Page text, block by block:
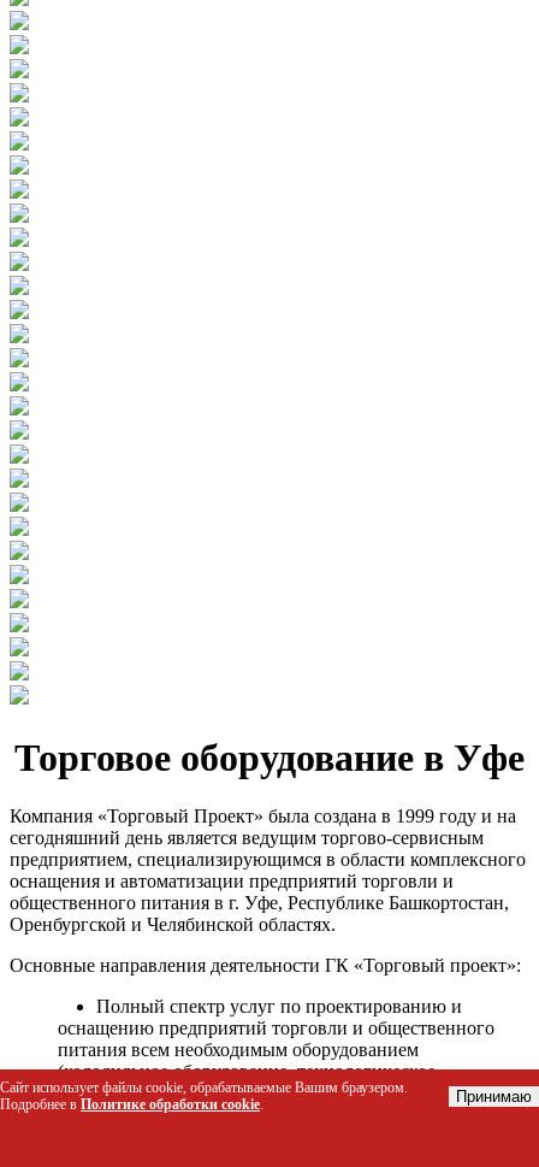
Торговое оборудование в Уфе
Компания «Торговый Проект» была создана в 1999 году и на
сегодняшний день является ведущим торгово-сервисным
предприятием, специализирующимся в области комплексного
оснащения и автоматизации предприятий торговли и
общественного питания в г. Уфе, Республике Башкортостан,
Оренбургской и Челябинской областях.
Основные направления деятельности ГК «Торговый проект»:
Полный спектр услуг по проектированию и
оснащению предприятий торговли и общественного
питания всем необходимым оборудованием
(холодильное оборудование, технологическое
оборудование, стеллажное оборудование и т.д.);
Автоматизация торговых процессов и внедрения
Сайт использует файлы cookie, обрабатываемые Вашим браузером.
Подробнее в Политике обработки cookie. Принимаю